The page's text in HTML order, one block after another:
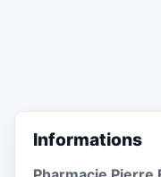
Informations